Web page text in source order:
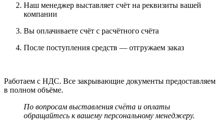
Наш менеджер выставляет счёт на реквизиты вашей
компании
Вы оплачиваете счёт с расчётного счёта
После поступления средств — отгружаем заказ
Работаем с НДС. Все закрывающие документы предоставляем
в полном объёме.
По вопросам выставления счёта и оплаты
обращайтесь к вашему персональному менеджеру.